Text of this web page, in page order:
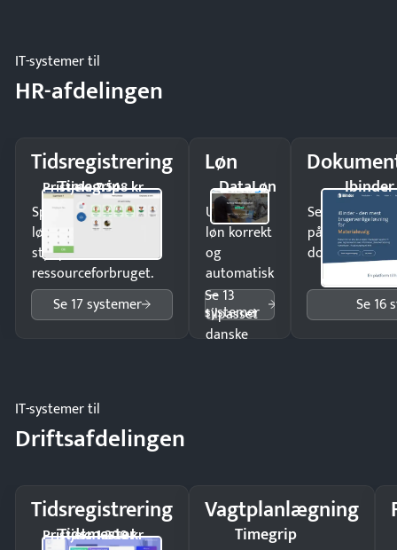
IT-systemer til
HR-afdelingen
Tidsregistrering
Timegrip
Pristjek: 7.548 kr
Spar tid på
lønberegning og få
styr på
ressourceforbruget.
Se 17 systemer
Løn
DataLøn
Udbetal
løn korrekt
og
automatisk
—
tilpasset
danske
Se 13
systemer
Ibinder
Send
på minutter
dokumenter.
Se 16
IT-systemer til
Driftsafdelingen
Tidsregistrering
Tidsmester
Pristjek: 1.200 kr
Vagtplanlægning
Timegrip